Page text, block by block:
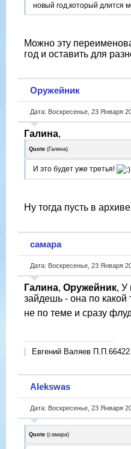
новый год,который длится
Можно эту
год и оставить для
Оружейник
Дата: Воскресенье, 23 Января
Галина,
Quote (Галина)
И это будет уже третья!
Ну тогда пусть в
самара
Дата: Воскресенье, 23 Января
Галина, Оружейник, У
зайдешь - она по
не по теме и сразу
Евгений Валяев
Alekswas
Дата: Воскресенье, 23 Января
Quote (самара)